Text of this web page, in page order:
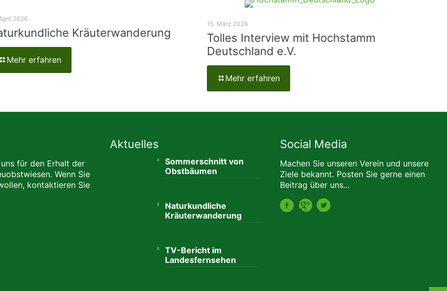
2026
Kräuterwanderung
Mehr erfahren
15. März 2026
Tolles Interview mit Hochstamm
Deutschland e.V.
Mehr erfahren
für den Erhalt der
Wenn Sie
kontaktieren Sie
Aktuelles
Sommerschnitt von
Obstbäumen
Naturkundliche
Kräuterwanderung
TV-Bericht im
Landesfernsehen
Social Media
Machen Sie unseren Verein und unsere
Ziele bekannt. Posten Sie gerne einen
Beitrag über uns...